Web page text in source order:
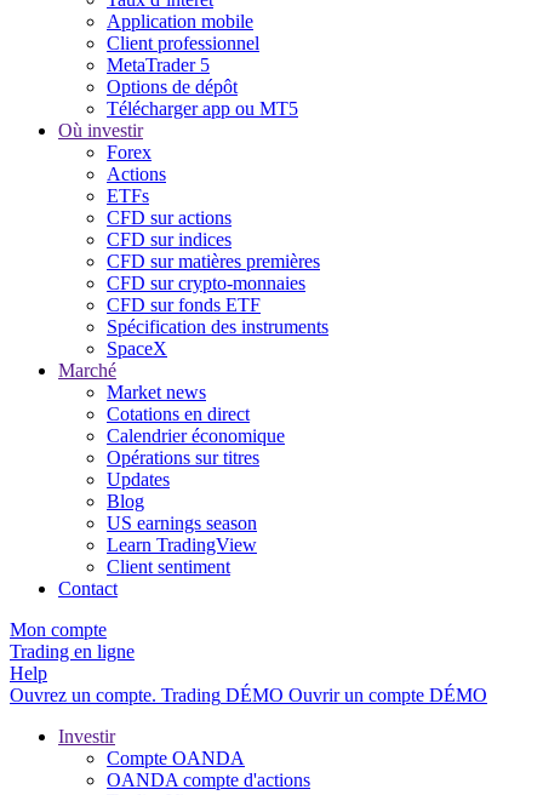
Application mobile
Client professionnel
MetaTrader 5
Options de dépôt
Télécharger app ou MT5
Où investir
Forex
Actions
ETFs
CFD sur actions
CFD sur indices
CFD sur matières premières
CFD sur crypto-monnaies
CFD sur fonds ETF
Spécification des instruments
SpaceX
Marché
Market news
Cotations en direct
Calendrier économique
Opérations sur titres
Updates
Blog
US earnings season
Learn TradingView
Client sentiment
Contact
Mon compte
Trading en ligne
Help
Ouvrez un compte. Trading DÉMO Ouvrir un compte DÉMO
Investir
Compte OANDA
OANDA compte d'actions